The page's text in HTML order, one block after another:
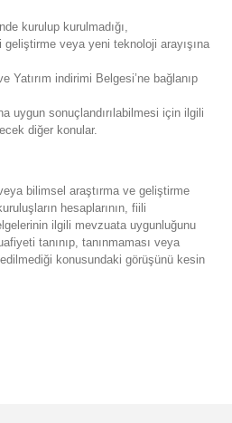
kurulup kurulmadığı,
veya yeni teknoloji arayışına
Yatırım indirimi Belgesi’ne bağlanıp
uygun sonuçlandırılabilmesi için ilgili
diğer konular.
bilimsel araştırma ve geliştirme
hesaplarının, fiili
ilgili mevzuata uygunluğunu
tanınıp, tanınmaması veya
konusundaki görüşünü kesin